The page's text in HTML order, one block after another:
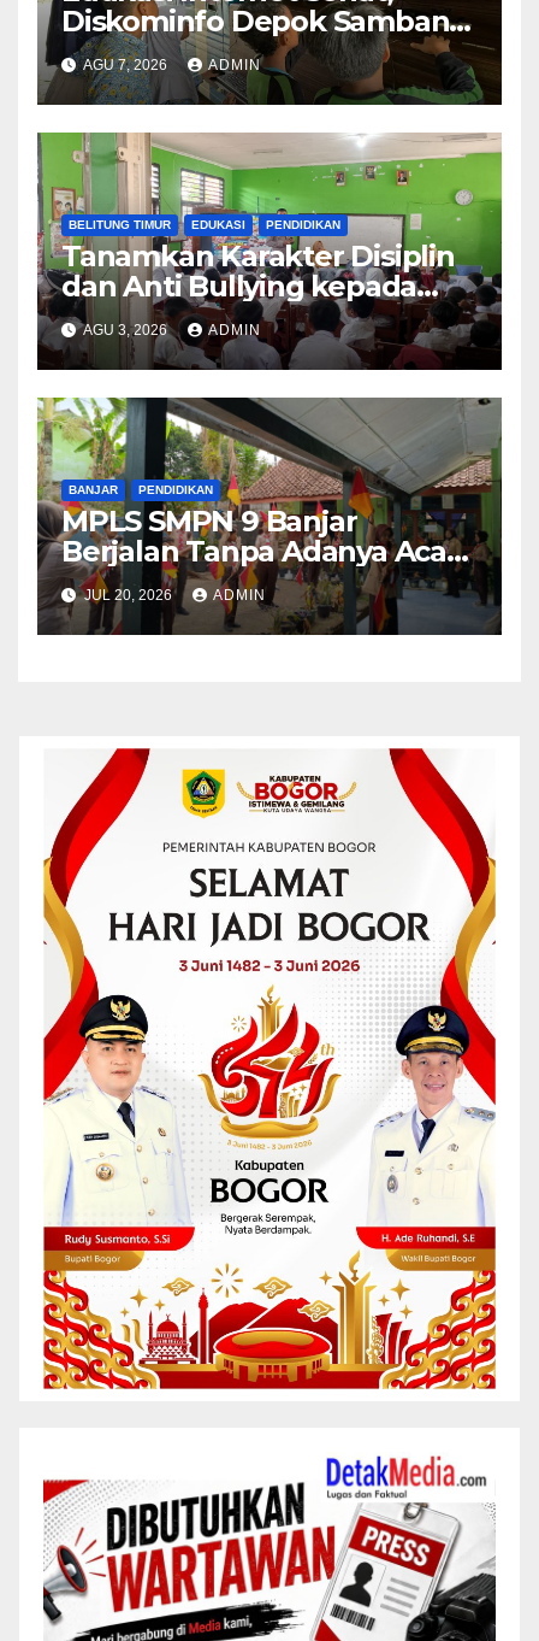
Diskominfo Depok Sambangi
SDN Mekarjaya 20
AGU 7, 2026 ADMIN
BELITUNG TIMUR EDUKASI PENDIDIKAN
Tanamkan Karakter Disiplin
dan Anti Bullying kepada
Siswa, Sat Binmas Polres
Beltim Lakukan Sosialisasi di
SD Negeri 2 Manggar
AGU 3, 2026 ADMIN
BANJAR PENDIDIKAN
MPLS SMPN 9 Banjar
Berjalan Tanpa Adanya Acara
Kemah
JUL 20, 2026 ADMIN